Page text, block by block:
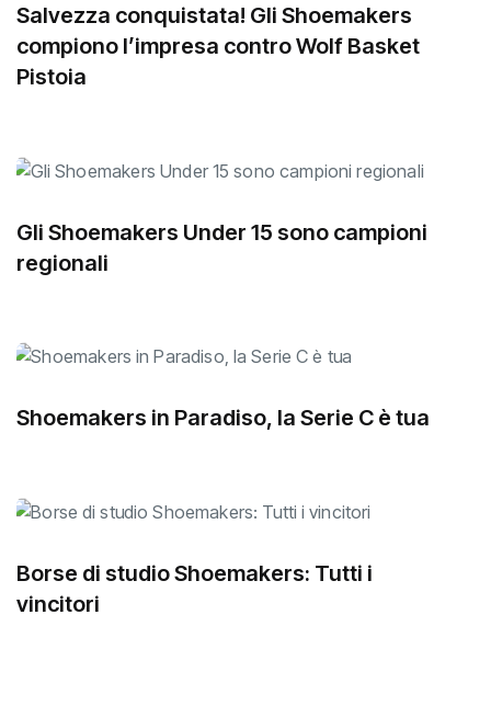
Salvezza conquistata! Gli Shoemakers
compiono l’impresa contro Wolf Basket
Pistoia
Gli Shoemakers Under 15 sono campioni
regionali
Shoemakers in Paradiso, la Serie C è tua
Borse di studio Shoemakers: Tutti i
vincitori